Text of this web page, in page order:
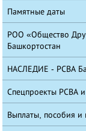
Памятные даты
РОО «Общество
Башкортостан
НАСЛЕДИЕ - РСВА
Спецпроекты РСВА
Выплаты, пособия и